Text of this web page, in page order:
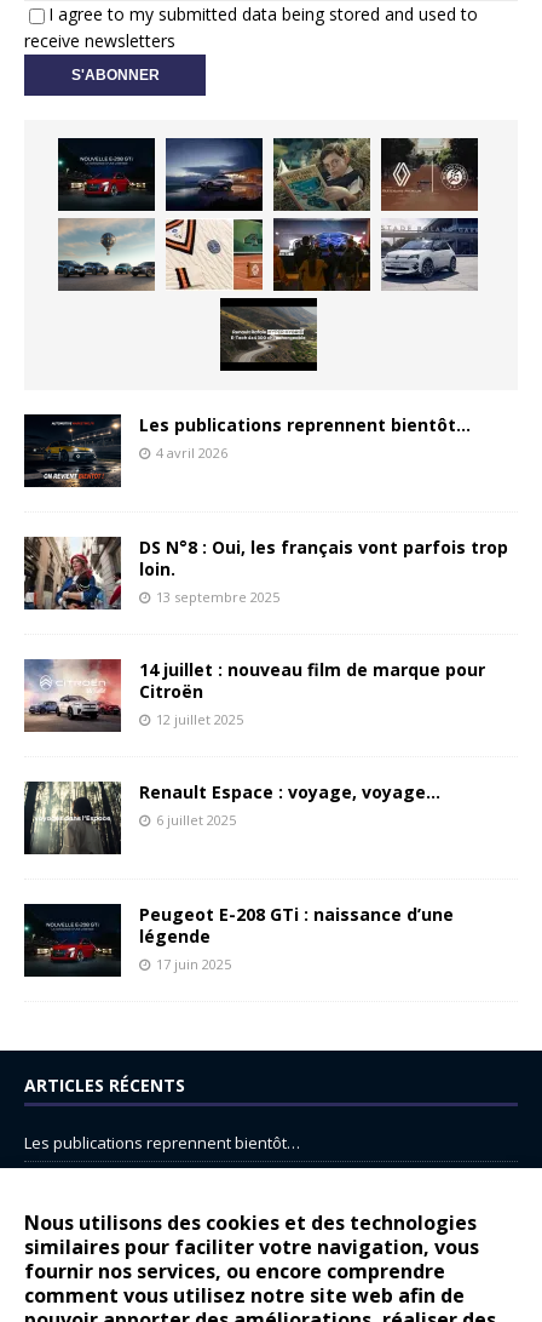
Nous utilisons des cookies et des technologies
similaires pour faciliter votre navigation, vous
fournir nos services, ou encore comprendre
comment vous utilisez notre site web afin de
I agree to my submitted data being stored and used to
receive newsletters
Les publications reprennent bientôt…
4 avril 2026
DS N°8 : Oui, les français vont parfois trop
loin.
13 septembre 2025
14 juillet : nouveau film de marque pour
Citroën
12 juillet 2025
Renault Espace : voyage, voyage…
6 juillet 2025
Peugeot E-208 GTi : naissance d’une
légende
17 juin 2025
ARTICLES RÉCENTS
Les publications reprennent bientôt…
14 juillet : nouveau film de marque pour Citroën
Renault Espace : voyage, voyage…
Peugeot E-208 GTi : naissance d’une légende